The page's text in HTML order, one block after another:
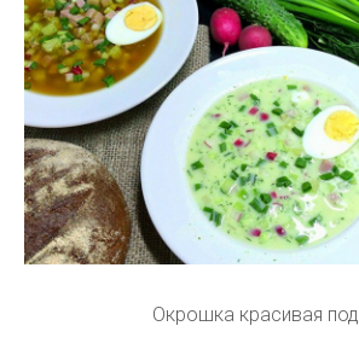
Окрошка красивая